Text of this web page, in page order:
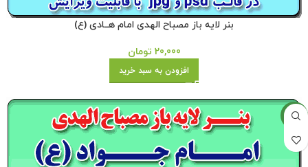
بنر لایه باز مصباح الهدی امام هــادی (ع)
20,000 تومان
افزودن به سبد خرید
جدید